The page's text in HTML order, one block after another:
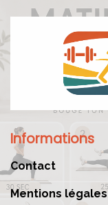
Informations
Contact
Mentions légales